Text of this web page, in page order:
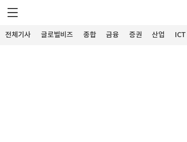
전체기사 글로벌비즈 종합 금융 증권 산업 ICT